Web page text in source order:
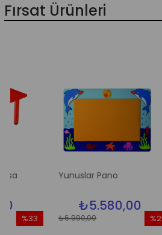
Fırsat Ürünleri
Yunuslar Pano
₺5.580,00
₺6.990,00